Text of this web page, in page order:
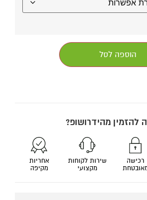
הוספה לסל
להזמין מהידרושופ?
רכישה
שירות לקוחות
מקצועי
אחריות
מקיפה